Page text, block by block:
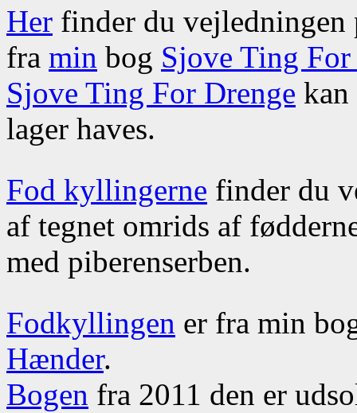
Her finder du
fra min bog Sjove Ting
Sjove Ting For Drenge
lager haves.
Fod kyllingerne finder du
af tegnet omrids af
med piberenserben.
Fodkyllingen er fra min
Hænder.
Bogen fra 2011 den er